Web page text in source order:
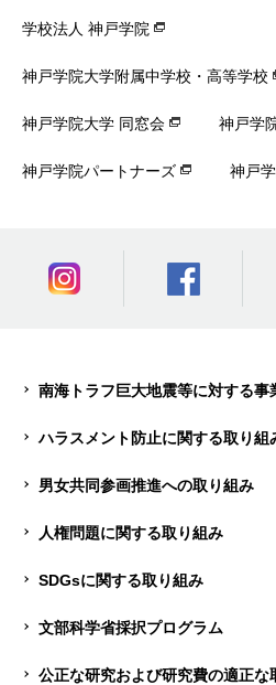
学校法人 神戸学院
神戸学院大学附属中学校・高等学校
神戸学院大学 同窓会 神戸学
神戸学院パートナーズ 神戸
南海トラフ巨大地震等に対する事
ハラスメント防止に関する取り組
男女共同参画推進への取り組み
人権問題に関する取り組み
SDGsに関する取り組み
文部科学省採択プログラム
公正な研究および研究費の適正な